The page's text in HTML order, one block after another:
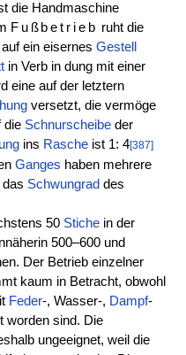
die Handmaschine
Fußbetrieb ruht die
ein eisernes Gestell
in Verb in dung mit einer
eine auf der letztern
versetzt, die vermöge
die Schnurscheibeder
ins Rascheist 1: 4[387]
Ganges haben mehrere
das Schwungrad des
50 Stichein der
500–600 und
Der Betrieb einzelner
kaum in Betracht, obwohl
Feder-, Wasser-, Dampf-
worden sind. Die
ungeeignet, weil die